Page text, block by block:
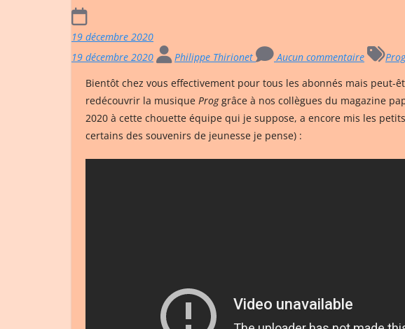
19 décembre 2020
19 décembre 2020
Philippe Thirionet Aucun commentaire
Bientôt chez vous effectivement pour tous les abonnés mais
redécouvrir la musique Proggrâce à nos collègues du magazine
2020 à cette chouette équipe qui je suppose, a encore mis les
certains des souvenirs de jeunesse je pense) :